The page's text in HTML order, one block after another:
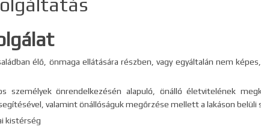
élő, önmaga ellátására részben, vagy egyáltalán nem
személyek önrendelkezésén alapuló, önálló életvitelének
valamint önállóságuk megőrzése mellett a lakáson belüli
kistérség